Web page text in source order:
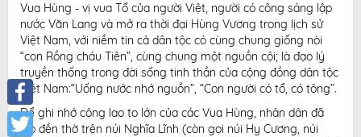
Facebook
Vua Hùng - vị vua Tổ của người Việt, người có công sáng lập
nước Văn Lang và mở ra thời đại Hùng Vương trong lịch sử
Việt Nam, với niềm tin cả dân tộc có cùng chung giống nòi
“con Rồng cháu Tiên”, cùng chung một nguồn cội; là đạo lý
truyền thống trong đời sống tinh thần của cộng đồng dân tộc
Việt Nam:“Uống nước nhớ nguồn”, “Con người có tổ, có tông”.
Để ghi nhớ công lao to lớn của các Vua Hùng, nhân dân đã
lập đền thờ trên núi Nghĩa Lĩnh (còn gọi núi Hy Cương, núi